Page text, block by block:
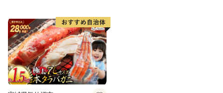
り物 お歳暮 お中元